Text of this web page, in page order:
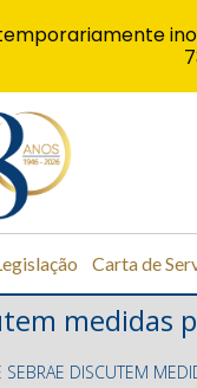
Carta de
SEBRAE DISCUTEM